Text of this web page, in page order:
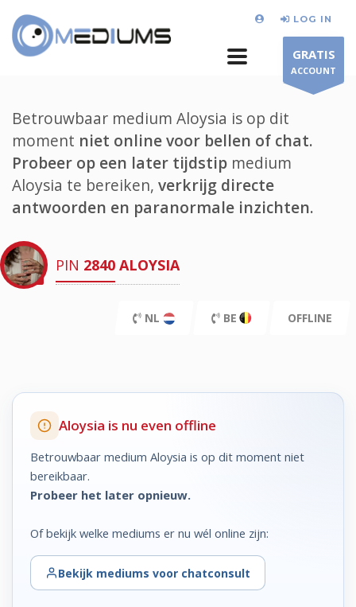
LOG IN
GRATIS
ACCOUNT
Betrouwbaar medium Aloysia is op dit
moment niet online voor bellen of chat.
Probeer op een later tijdstip medium
Aloysia te bereiken, verkrijg directe
antwoorden en paranormale inzichten.
PIN 2840 ALOYSIA
NL BE OFFLINE
Aloysia is nu even offline
Betrouwbaar medium Aloysia is op dit moment niet
bereikbaar.
Probeer het later opnieuw.
Of bekijk welke mediums er nu wél online zijn:
Bekijk mediums voor chatconsult